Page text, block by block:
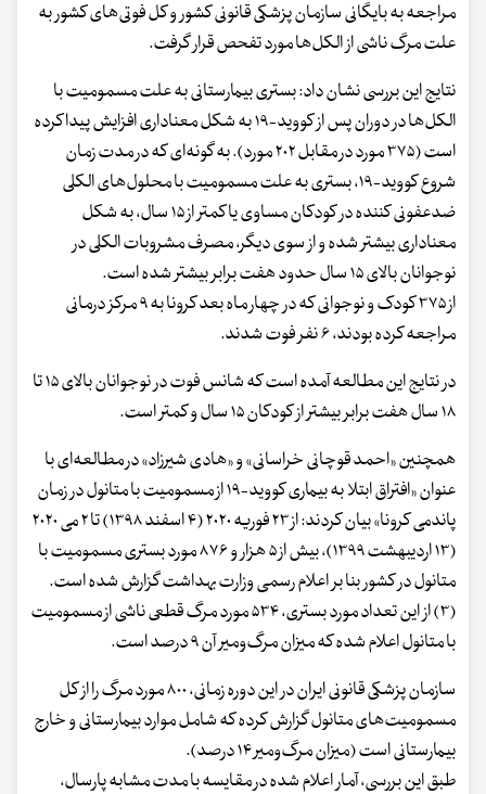
مراجعه به بایگانی سازمان پزشکی قانونی کشور و کل فوتی‌های کشور به
علت مرگ ناشی از الکل‌ها مورد تفحص قرار گرفت.
نتایج این بررسی نشان داد: بستری بیمارستانی به علت مسمومیت با
الکل‌ها در دوران پس از کووید-۱۹ به شکل معناداری افزایش پیدا کرده
است (۳۷۵ مورد در مقابل ۲۰۲ مورد). به ‌گونه‌ای که در مدت زمان
شروع کووید-۱۹، بستری به علت مسمومیت با محلول‌های الکلی
ضدعفونی کننده در کودکان مساوی یا کمتر از ۱۵ سال، به شکل
معناداری بیشتر شده و از سوی دیگر، مصرف مشروبات الکلی در
نوجوانان بالای ۱۵ سال حدود هفت برابر بیشتر شده است.
از ۳۷۵ کودک و نوجوانی که در چهار ماه بعد کرونا به ۹ مرکز درمانی
مراجعه کرده بودند، ۶ نفر فوت شدند.
در نتایج این مطالعه آمده است که شانس فوت در نوجوانان بالای ۱۵ تا
۱۸ سال هفت برابر بیشتر از کودکان ۱۵ سال و کمتر است.
همچنین «احمد قوچانی خراسانی» و «هادی شیرزاد» در مطالعه‌ای با
عنوان «افتراق ابتلا به بیماری کووید-۱۹ از مسمومیت با متانول در زمان
پاندمی کرونا» بیان کردند: از ۲۳ فوریه ۲۰۲۰ (۴ اسفند ۱۳۹۸) تا ۲ می ۲۰۲۰
(۱۳ اردیبهشت ۱۳۹۹)، بیش از ۵ هزار و ۸۷۶ مورد بستری مسمومیت با
متانول در کشور بنا بر اعلام رسمی وزارت بهداشت گزارش شده است.
(۳) از این تعداد مورد بستری، ۵۳۴ مورد مرگ قطعی ناشی از مسمومیت
با متانول اعلام شده که میزان مرگ‌ومیر آن ۹ درصد است.
سازمان پزشکی قانونی ایران در این دوره زمانی، ۸۰۰ مورد مرگ را از کل
مسمومیت‌های متانول گزارش کرده که شامل موارد بیمارستانی و خارج
بیمارستانی است (میزان مرگ‌ومیر ۱۴ درصد).
طبق این بررسی، آمار اعلام شده در مقایسه با مدت مشابه پارسال،